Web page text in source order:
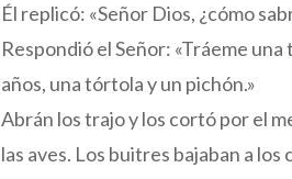
Él replicó: «Señor Dios, ¿cómo
Respondió el Señor: «Tráeme
años, una tórtola y un pichón.»
Abrán los trajo y los cortó por el
las aves. Los buitres bajaban a